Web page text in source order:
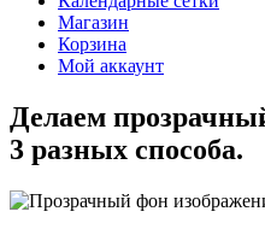
Магазин
Корзина
Мой аккаунт
Делаем
3 разных способа.